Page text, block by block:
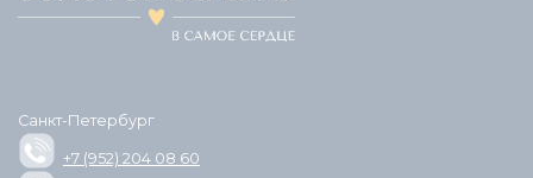
Санкт-Петербург
+7 (952) 204 08 60